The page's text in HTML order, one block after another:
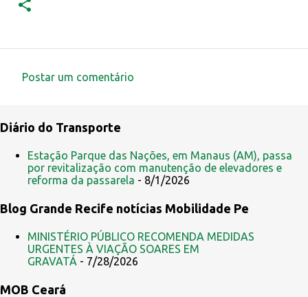
m
e
n
á
o
s
Postar um comentário
Diário do Transporte
Estação Parque das Nações, em Manaus (AM), passa
por revitalização com manutenção de elevadores e
reforma da passarela - 8/1/2026
Blog Grande Recife notícias Mobilidade Pe
MINISTÉRIO PÚBLICO RECOMENDA MEDIDAS
URGENTES À VIAÇÃO SOARES EM
GRAVATÁ - 7/28/2026
MOB Ceará